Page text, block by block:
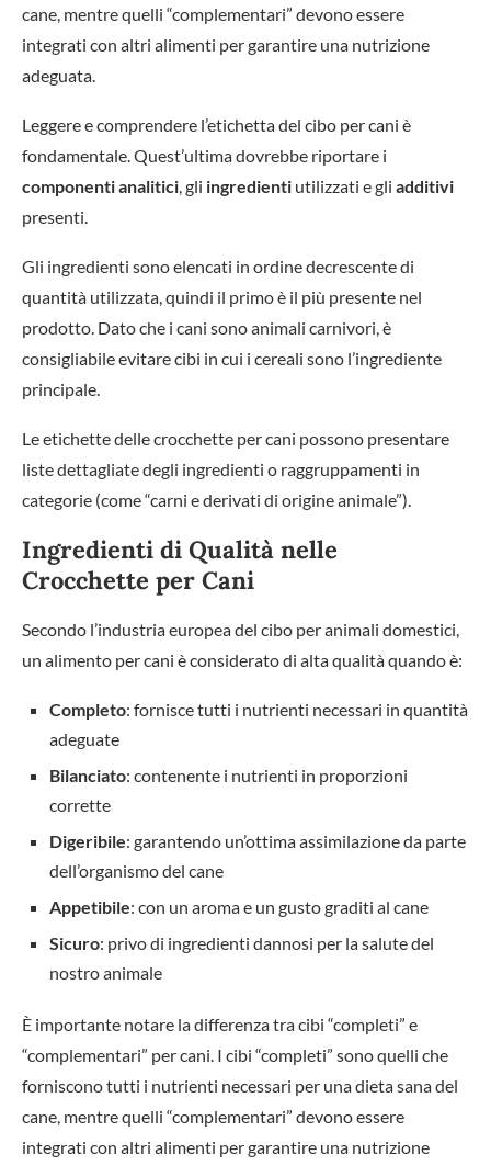
cane, mentre quelli “complementari” devono essere
integrati con altri alimenti per garantire una nutrizione
adeguata.
Leggere e comprendere l’etichetta del cibo per cani è
fondamentale. Quest’ultima dovrebbe riportare i
componenti analitici, gli ingredienti utilizzati e gli additivi
presenti.
Gli ingredienti sono elencati in ordine decrescente di
quantità utilizzata, quindi il primo è il più presente nel
prodotto. Dato che i cani sono animali carnivori, è
consigliabile evitare cibi in cui i cereali sono l’ingrediente
principale.
Le etichette delle crocchette per cani possono presentare
liste dettagliate degli ingredienti o raggruppamenti in
categorie (come “carni e derivati di origine animale”).
Ingredienti di Qualità nelle
Crocchette per Cani
Secondo l’industria europea del cibo per animali domestici,
un alimento per cani è considerato di alta qualità quando è:
Completo: fornisce tutti i nutrienti necessari in quantità
adeguate
Bilanciato: contenente i nutrienti in proporzioni
corrette
Digeribile: garantendo un’ottima assimilazione da parte
dell’organismo del cane
Appetibile: con un aroma e un gusto graditi al cane
Sicuro: privo di ingredienti dannosi per la salute del
nostro animale
È importante notare la differenza tra cibi “completi” e
“complementari” per cani. I cibi “completi” sono quelli che
forniscono tutti i nutrienti necessari per una dieta sana del
cane, mentre quelli “complementari” devono essere
integrati con altri alimenti per garantire una nutrizione